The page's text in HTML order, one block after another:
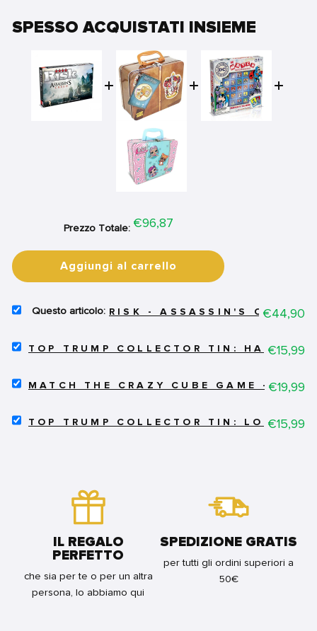
SPESSO ACQUISTATI INSIEME
Prezzo Totale: Price
€96,87
Aggiungi al carrello
SELECT
ASSASSIN'S
ENG
RISK - ASSASSIN'S CREED -
Price
€44,90
SELECT
COLLECTOR
POTTER
TOP TRUMP COLLECTOR TIN: HARRY
Price
€15,99
SELECT
CRAZY
MATCH THE CRAZY CUBE GAME - DC
Price
€19,99
SELECT
TOP TRUMP COLLECTOR TIN: LOLPrice
€15,99
IL REGALO
PERFETTO
che sia per te o per un altra
persona, lo abbiamo qui
SPEDIZIONE GRATIS
per tutti gli ordini superiori a
50€